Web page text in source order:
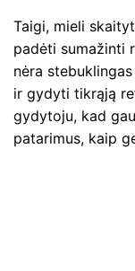
Taigi, mieli
padėti sumažinti
nėra
ir gydyti tikrąją
gydytoju, kad
patarimus, kaip